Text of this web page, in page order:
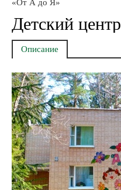
«От А до Я»
Детский
Описание